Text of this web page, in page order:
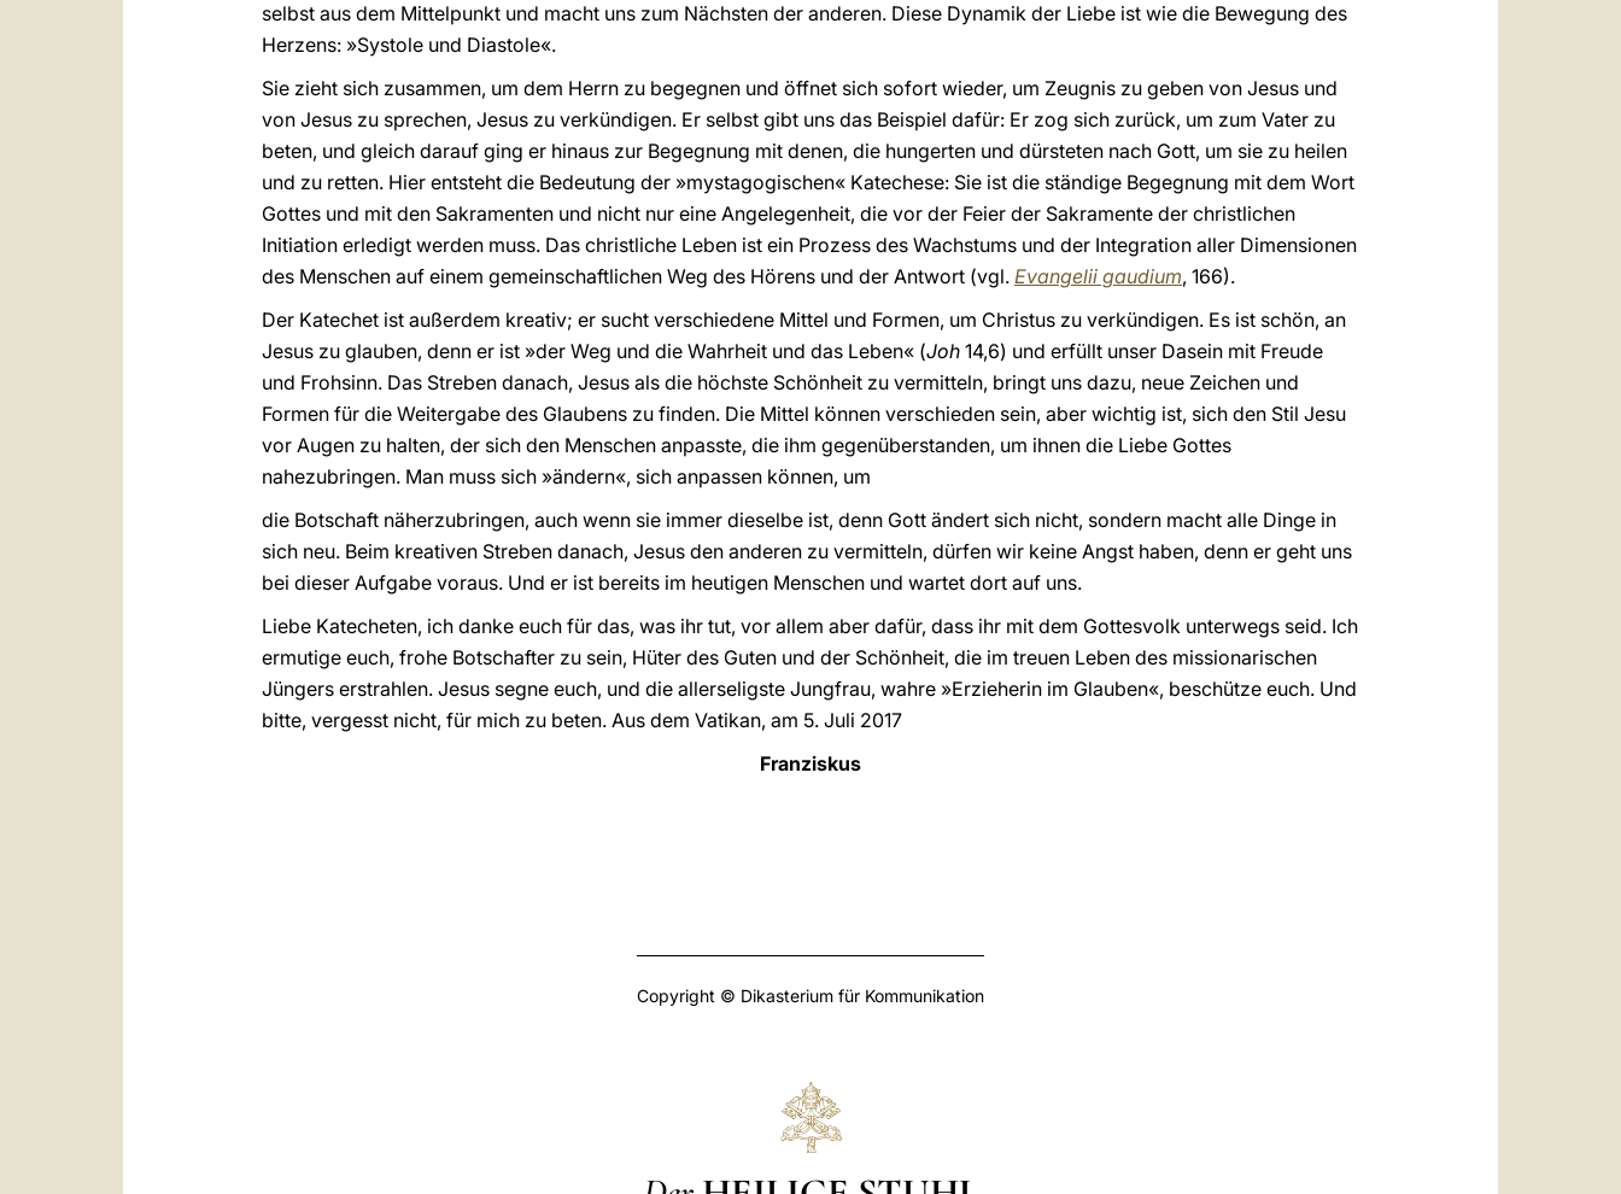
selbst aus dem Mittelpunkt und macht uns zum Nächsten der anderen. Diese Dynamik der Liebe ist wie die Bewegung des
Herzens: »Systole und Diastole«.
Sie zieht sich zusammen, um dem Herrn zu begegnen und öffnet sich sofort wieder, um Zeugnis zu geben von Jesus und
von Jesus zu sprechen, Jesus zu verkündigen. Er selbst gibt uns das Beispiel dafür: Er zog sich zurück, um zum Vater zu
beten, und gleich darauf ging er hinaus zur Begegnung mit denen, die hungerten und dürsteten nach Gott, um sie zu heilen
und zu retten. Hier entsteht die Bedeutung der »mystagogischen« Katechese: Sie ist die ständige Begegnung mit dem Wort
Gottes und mit den Sakramenten und nicht nur eine Angelegenheit, die vor der Feier der Sakramente der christlichen
Initiation erledigt werden muss. Das christliche Leben ist ein Prozess des Wachstums und der Integration aller Dimensionen
des Menschen auf einem gemeinschaftlichen Weg des Hörens und der Antwort (vgl. Evangelii gaudium, 166).
Der Katechet ist außerdem kreativ; er sucht verschiedene Mittel und Formen, um Christus zu verkündigen. Es ist schön, an
Jesus zu glauben, denn er ist »der Weg und die Wahrheit und das Leben« (Joh 14,6) und erfüllt unser Dasein mit Freude
und Frohsinn. Das Streben danach, Jesus als die höchste Schönheit zu vermitteln, bringt uns dazu, neue Zeichen und
Formen für die Weitergabe des Glaubens zu finden. Die Mittel können verschieden sein, aber wichtig ist, sich den Stil Jesu
vor Augen zu halten, der sich den Menschen anpasste, die ihm gegenüberstanden, um ihnen die Liebe Gottes
nahezubringen. Man muss sich »ändern«, sich anpassen können, um
die Botschaft näherzubringen, auch wenn sie immer dieselbe ist, denn Gott ändert sich nicht, sondern macht alle Dinge in
sich neu. Beim kreativen Streben danach, Jesus den anderen zu vermitteln, dürfen wir keine Angst haben, denn er geht uns
bei dieser Aufgabe voraus. Und er ist bereits im heutigen Menschen und wartet dort auf uns.
Liebe Katecheten, ich danke euch für das, was ihr tut, vor allem aber dafür, dass ihr mit dem Gottesvolk unterwegs seid. Ich
ermutige euch, frohe Botschafter zu sein, Hüter des Guten und der Schönheit, die im treuen Leben des missionarischen
Jüngers erstrahlen. Jesus segne euch, und die allerseligste Jungfrau, wahre »Erzieherin im Glauben«, beschütze euch. Und
bitte, vergesst nicht, für mich zu beten. Aus dem Vatikan, am 5. Juli 2017
Franziskus
Copyright © Dikasterium für Kommunikation